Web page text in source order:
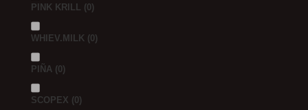
PINK KRILL (0)
WHIEV.MILK (0)
PIÑA (0)
SCOPEX (0)